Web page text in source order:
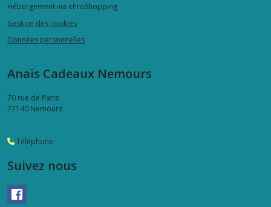
Hébergement via eProShopping
Gestion des cookies
Données personnelles
Anaïs Cadeaux Nemours
70 rue de Paris
77140 Nemours
Téléphone
Suivez nous